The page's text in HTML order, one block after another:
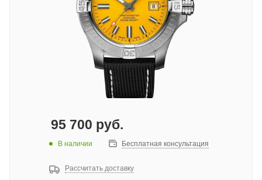
95 700 руб.
В наличии Бесплатная консультация
Рассчитать доставку